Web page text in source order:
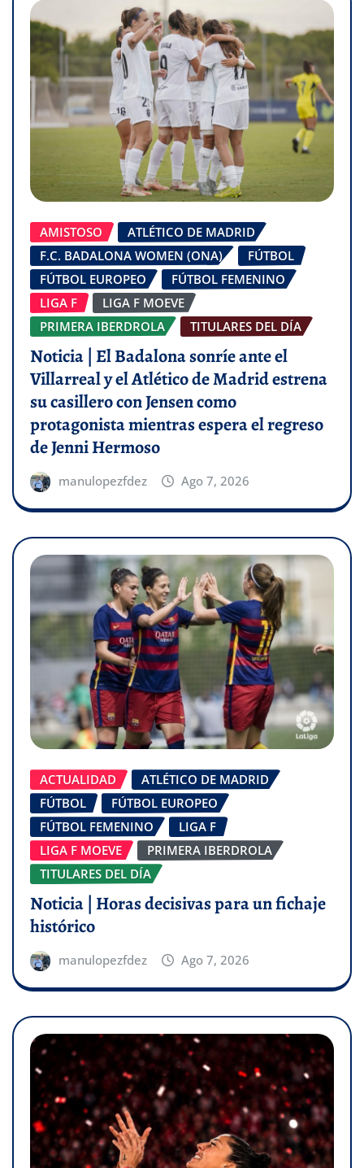
AMISTOSO
ATLÉTICO DE MADRID
F.C. BADALONA WOMEN (ONA)
FÚTBOL
FÚTBOL EUROPEO
FÚTBOL FEMENINO
LIGA F
LIGA F MOEVE
PRIMERA IBERDROLA
TITULARES DEL DÍA
Noticia | El Badalona sonríe ante el
Villarreal y el Atlético de Madrid estrena
su casillero con Jensen como
protagonista mientras espera el regreso
de Jenni Hermoso
manulopezfdez Ago 7, 2026
ACTUALIDAD
ATLÉTICO DE MADRID
FÚTBOL
FÚTBOL EUROPEO
FÚTBOL FEMENINO
LIGA F
LIGA F MOEVE
PRIMERA IBERDROLA
TITULARES DEL DÍA
Noticia | Horas decisivas para un fichaje
histórico
manulopezfdez Ago 7, 2026